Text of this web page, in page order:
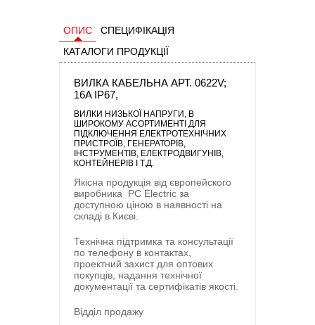
ОПИС
СПЕЦИФІКАЦІЯ
КАТАЛОГИ ПРОДУКЦІЇ
ВИЛКА КАБЕЛЬНА АРТ. 0622V;
16A IP67,
ВИЛКИ НИЗЬКОЇ НАПРУГИ , В
ШИРОКОМУ АСОРТИМЕНТІ ДЛЯ
ПІДКЛЮЧЕННЯ ЕЛЕКТРОТЕХНІЧНИХ
ПРИСТРОЇВ, ГЕНЕРАТОРІВ,
ІНСТРУМЕНТІВ, ЕЛЕКТРОДВИГУНІВ,
КОНТЕЙНЕРІВ І Т.Д.
Якісна продукція від європейского
виробника PC Electric за
доступною ціною в наявності на
складі в Києві.
Технічна підтримка та консультації
по телефону в контактах,
проектний захист для оптових
покупців, надання технічної
документації та сертифікатів якості.
Відділ продажу